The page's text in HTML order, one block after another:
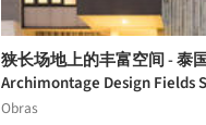
狭长场地上的丰富空间 - 泰
Archimontage Design Fields
Obras